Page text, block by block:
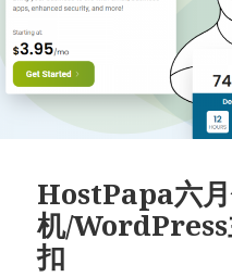
HostPapa六
机/
扣